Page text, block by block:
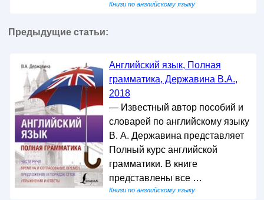
Книги по английскому языку
Предыдущие статьи:
Английский язык, Полная
грамматика, Державина В.А.,
2018
— Известный автор пособий и
словарей по английскому языку
В. А. Державина представляет
Полный курс английской
грамматики. В книге
представлены все …
Книги по английскому языку